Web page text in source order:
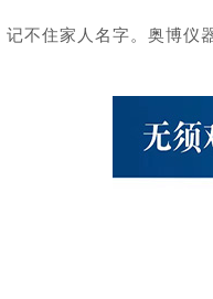
住家人名字。奥博仪